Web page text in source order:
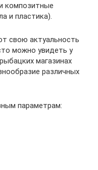
композитные
и пластика).
свою актуальность
можно увидеть у
магазинах
различных
параметрам: